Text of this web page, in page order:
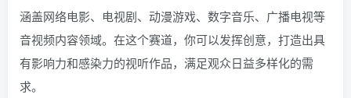
涵盖网络电影、电视剧、动漫游戏、数字音乐、广播电视等
音视频内容领域。在这个赛道，你可以发挥创意，打造出具
有影响力和感染力的视听作品，满足观众日益多样化的需
求。